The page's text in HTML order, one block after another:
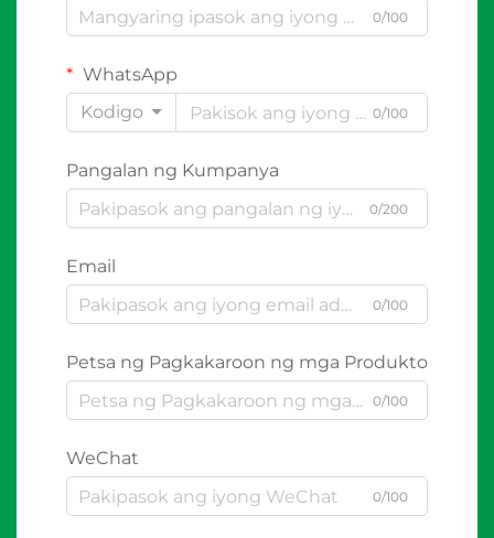
0/100
WhatsApp
Kodigo
0/100
Pangalan ng Kumpanya
0/200
Email
0/100
Petsa ng Pagkakaroon ng mga Produkto
0/100
WeChat
0/100